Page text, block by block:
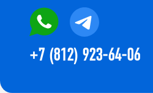
+7 (812) 923-64-06